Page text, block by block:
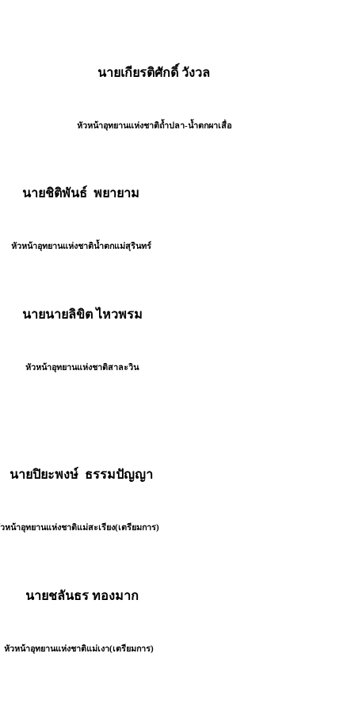
นายเกียรติศักดิ์ วังวล
หัวหน้าอุทยานแห่งชาติถ้ำปลา-น้ำตกผาเสื่อ
ชิติพันธ์ พยายาม
าอุทยานแห่งชาติน้ำตกแม่สุรินทร์
นายลิขิต ไหวพรม
าอุทยานแห่งชาติสาละวิน
ปิยะพงษ์ ธรรมปัญญา
อุทยานแห่งชาติแม่สะเรียง(เตรียมการ)
ชลันธร ทองมาก
อุทยานแห่งชาติแม่เงา(เตรียมการ)